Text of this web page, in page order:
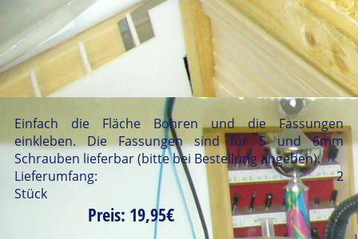
Einfach die Fläche Bohren und die Fassungen
einkleben. Die Fassungen sind für 5 und 6mm
Schrauben lieferbar (bitte bei Bestellung angeben).
Lieferumfang: 2
Preis: 19,95€